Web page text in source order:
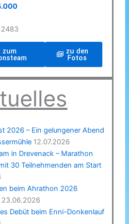
zum zu den
Fotos
2026 – Ein gelungener Abend
12.07.2026
in Drevenack – Marathon
30 Teilnehmenden am Start
beim Ahrathon 2026
23.06.2026
Debüt beim Enni-Donkenlauf